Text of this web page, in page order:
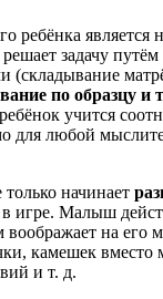
ребёнка является
задачу путём
(складывание
по образцу и т
учится
для любой
начинает
в игре. Малыш
на его
камешек
и т. д.